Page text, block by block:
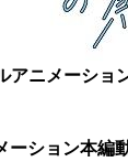
アニメーショ
ーション本編